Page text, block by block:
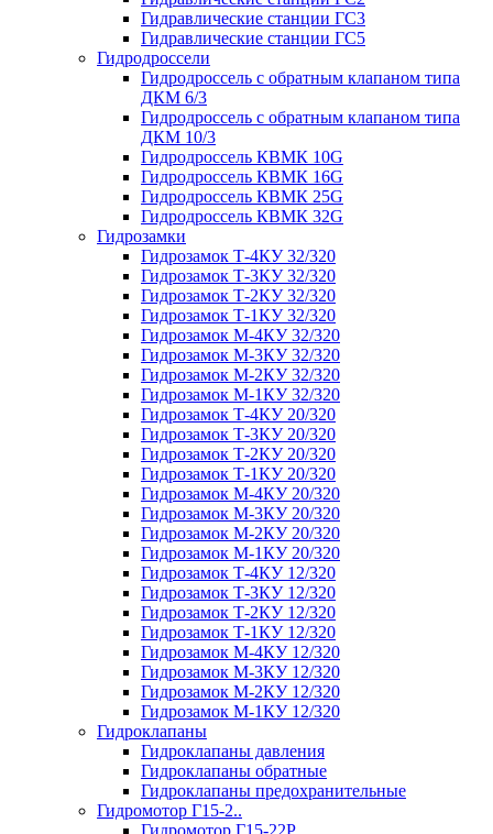
Гидравлические станции ГС3
Гидравлические станции ГС5
Гидродроссели
Гидродроссель с обратным клапаном типа
ДКМ 6/3
Гидродроссель с обратным клапаном типа
ДКМ 10/3
Гидродроссель КВМК 10G
Гидродроссель КВМК 16G
Гидродроссель КВМК 25G
Гидродроссель КВМК 32G
Гидрозамки
Гидрозамок Т-4КУ 32/320
Гидрозамок Т-3КУ 32/320
Гидрозамок Т-2КУ 32/320
Гидрозамок Т-1КУ 32/320
Гидрозамок М-4КУ 32/320
Гидрозамок М-3КУ 32/320
Гидрозамок М-2КУ 32/320
Гидрозамок М-1КУ 32/320
Гидрозамок Т-4КУ 20/320
Гидрозамок Т-3КУ 20/320
Гидрозамок Т-2КУ 20/320
Гидрозамок Т-1КУ 20/320
Гидрозамок М-4КУ 20/320
Гидрозамок М-3КУ 20/320
Гидрозамок М-2КУ 20/320
Гидрозамок М-1КУ 20/320
Гидрозамок Т-4КУ 12/320
Гидрозамок Т-3КУ 12/320
Гидрозамок Т-2КУ 12/320
Гидрозамок Т-1КУ 12/320
Гидрозамок М-4КУ 12/320
Гидрозамок М-3КУ 12/320
Гидрозамок М-2КУ 12/320
Гидрозамок М-1КУ 12/320
Гидроклапаны
Гидроклапаны давления
Гидроклапаны обратные
Гидроклапаны предохранительные
Гидромотор Г15-2..
Гидромотор Г15-22Р